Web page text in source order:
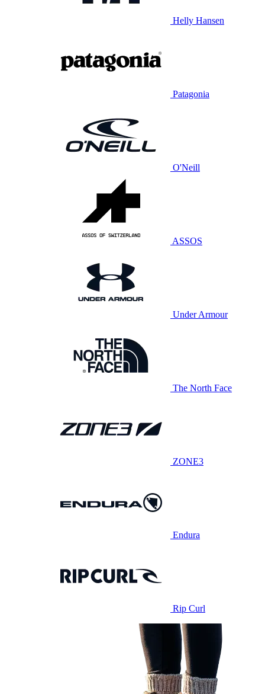
Helly Hansen
Patagonia
O'Neill
ASSOS
Under Armour
The North Face
ZONE3
Endura
Rip Curl